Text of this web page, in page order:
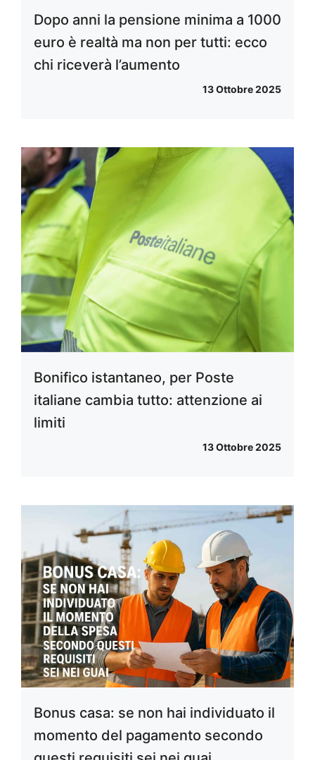
Dopo anni la pensione minima a 1000
euro è realtà ma non per tutti: ecco
chi riceverà l’aumento
13 Ottobre 2025
Bonifico istantaneo, per Poste
italiane cambia tutto: attenzione ai
limiti
13 Ottobre 2025
Bonus casa: se non hai individuato il
momento del pagamento secondo